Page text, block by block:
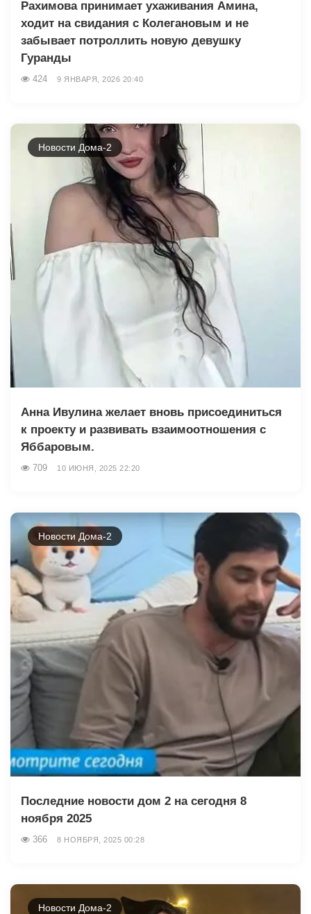
Рахимова принимает ухаживания Амина,
ходит на свидания с Колегановым и не
забывает потроллить новую девушку
Гуранды
424 9 ЯНВАРЯ, 2026 20:40
Новости Дома-2
Анна Ивулина желает вновь присоединиться
к проекту и развивать взаимоотношения с
Яббаровым.
709 10 ИЮНЯ, 2025 22:20
Новости Дома-2
Последние новости дом 2 на сегодня 8
ноября 2025
366 8 НОЯБРЯ, 2025 00:28
Новости Дома-2